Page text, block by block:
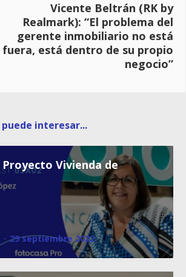
Vicente Beltrán (RK by
Realmark): “El problema del
gerente inmobiliario no está
fuera, está dentro de su propio
negocio”
interesar...
Proyecto Vivienda de
· 29 septiembre 2022